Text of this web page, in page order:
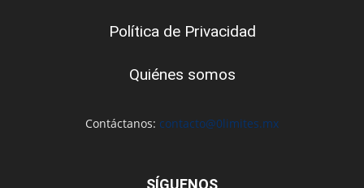
Política de Privacidad
Quiénes somos
Contáctanos: contacto@0limites.mx